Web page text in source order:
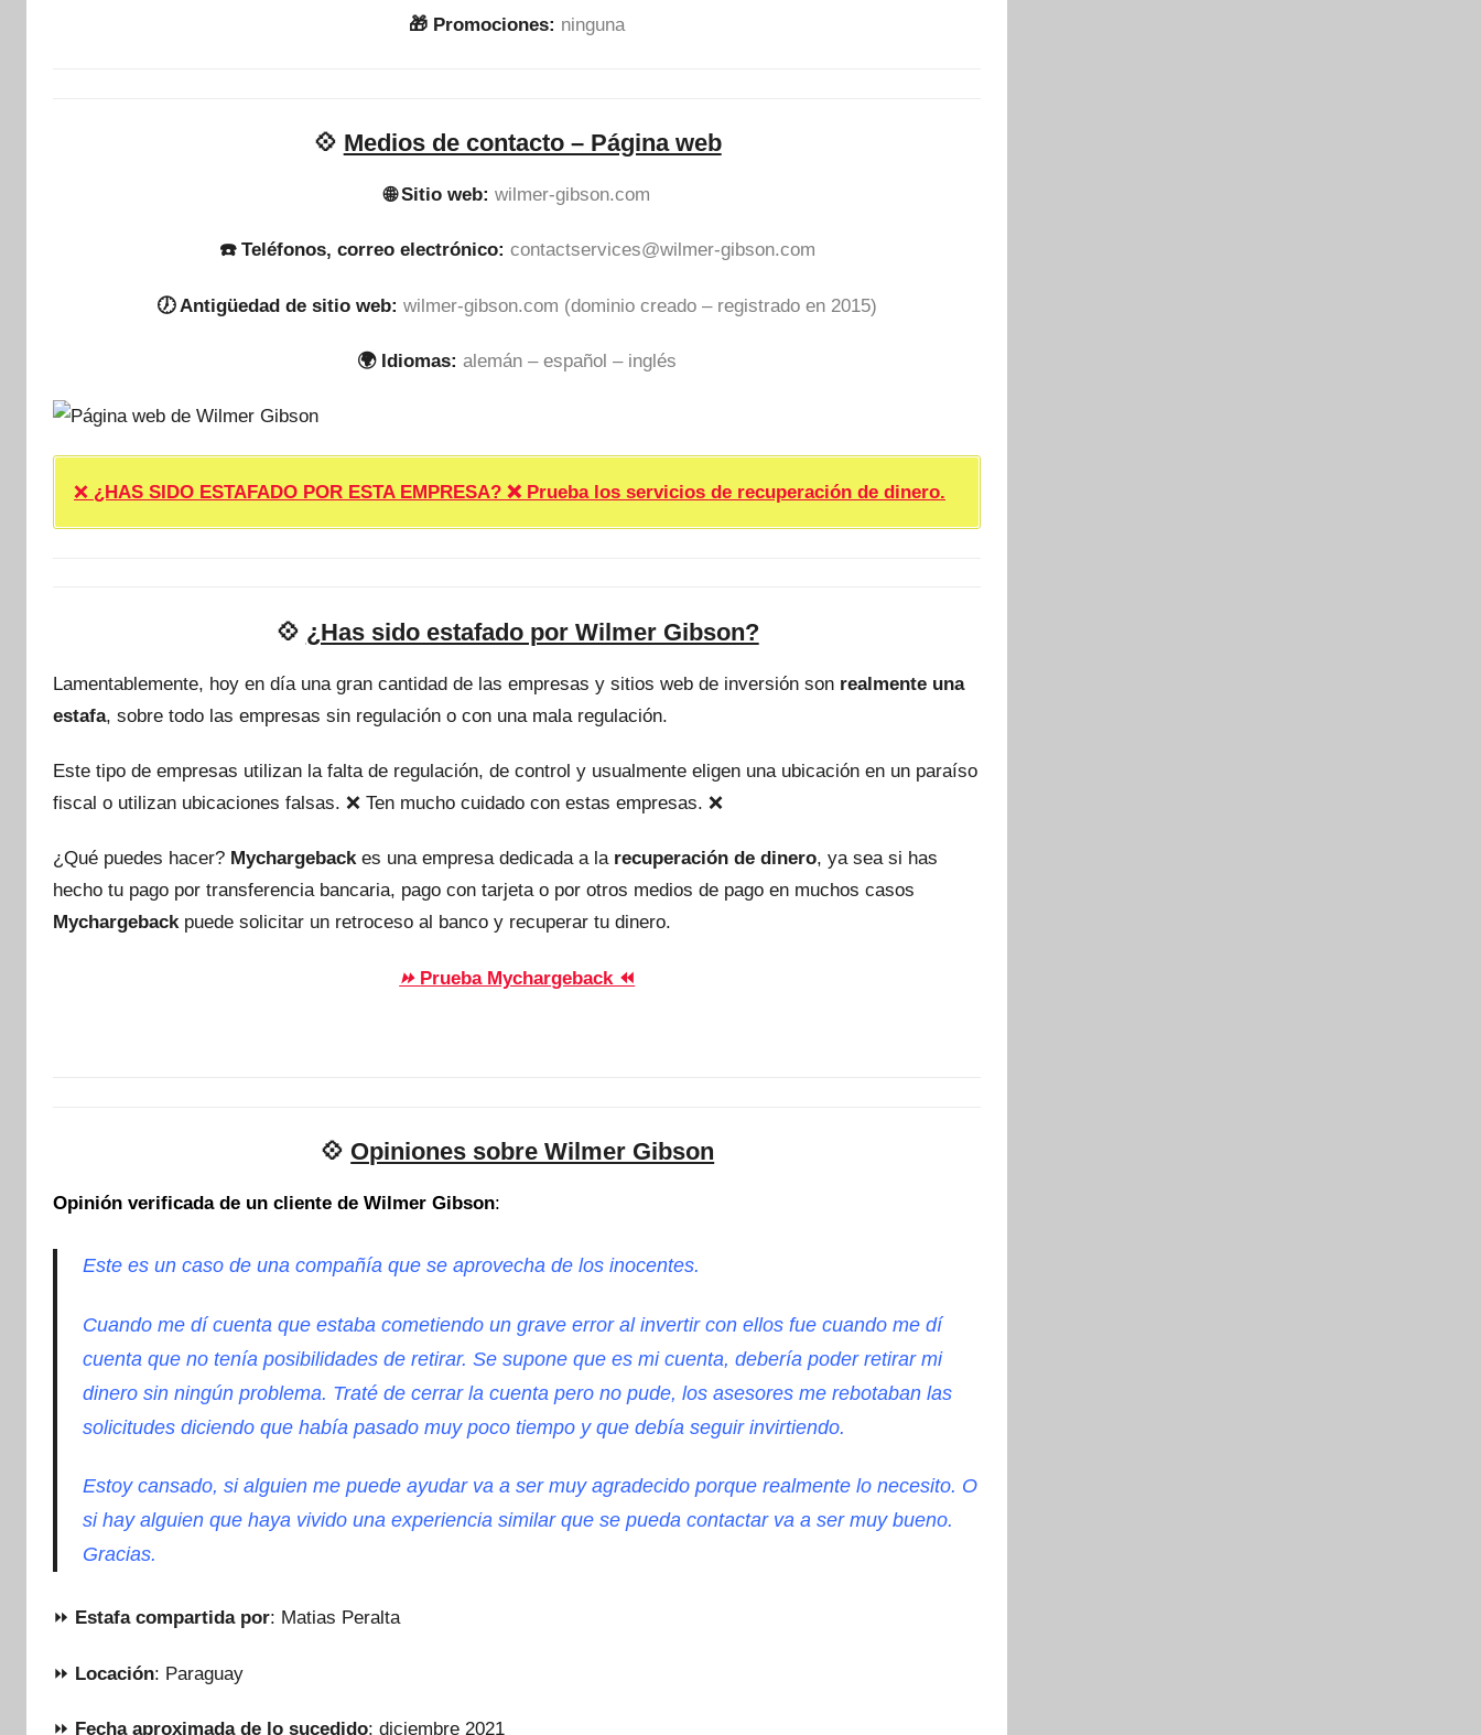
🎁 Promociones: ninguna
💠 Medios de contacto – Página web
🌐 Sitio web: wilmer-gibson.com
☎️ Teléfonos, correo electrónico: contactservices@wilmer-gibson.com
🕖 Antigüedad de sitio web: wilmer-gibson.com (dominio creado – registrado en 2015)
🌍 Idiomas: alemán – español – inglés
❌ ¿HAS SIDO ESTAFADO POR ESTA EMPRESA? ❌ Prueba los servicios de recuperación de dinero.
💠 ¿Has sido estafado por Wilmer Gibson?
Lamentablemente, hoy en día una gran cantidad de las empresas y sitios web de inversión son realmente una
estafa, sobre todo las empresas sin regulación o con una mala regulación.
Este tipo de empresas utilizan la falta de regulación, de control y usualmente eligen una ubicación en un paraíso
fiscal o utilizan ubicaciones falsas. ❌ Ten mucho cuidado con estas empresas. ❌
¿Qué puedes hacer? Mychargebackes una empresa dedicada a la recuperación de dinero, ya sea si has
hecho tu pago por transferencia bancaria, pago con tarjeta o por otros medios de pago en muchos casos
Mychargebackpuede solicitar un retroceso al banco y recuperar tu dinero.
⏩ Prueba Mychargeback ⏪
💠 Opiniones sobre Wilmer Gibson
Opinión verificada de un cliente de Wilmer Gibson:
Este es un caso de una compañía que se aprovecha de los inocentes.
Cuando me dí cuenta que estaba cometiendo un grave error al invertir con ellos fue cuando me dí
cuenta que no tenía posibilidades de retirar. Se supone que es mi cuenta, debería poder retirar mi
dinero sin ningún problema. Traté de cerrar la cuenta pero no pude, los asesores me rebotaban las
solicitudes diciendo que había pasado muy poco tiempo y que debía seguir invirtiendo.
Estoy cansado, si alguien me puede ayudar va a ser muy agradecido porque realmente lo necesito. O
si hay alguien que haya vivido una experiencia similar que se pueda contactar va a ser muy bueno.
Gracias.
⏩ Estafa compartida por: Matias Peralta
⏩ Locación: Paraguay
⏩ Fecha aproximada de lo sucedido: diciembre 2021